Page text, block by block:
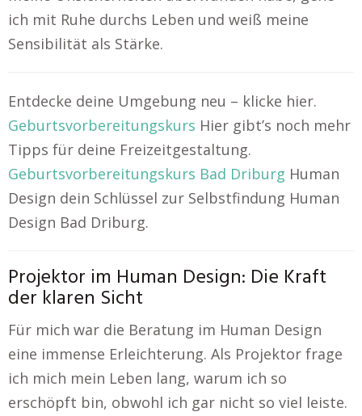
ich mit Ruhe durchs Leben und weiß meine
Sensibilität als Stärke.
Entdecke deine Umgebung neu – klicke hier.
Geburtsvorbereitungskurs Hier gibt’s noch mehr
Tipps für deine Freizeitgestaltung.
Geburtsvorbereitungskurs Bad Driburg Human
Design dein Schlüssel zur Selbstfindung Human
Design Bad Driburg.
Projektor im Human Design: Die Kraft
der klaren Sicht
Für mich war die Beratung im Human Design
eine immense Erleichterung. Als Projektor frage
ich mich mein Leben lang, warum ich so
erschöpft bin, obwohl ich gar nicht so viel leiste.